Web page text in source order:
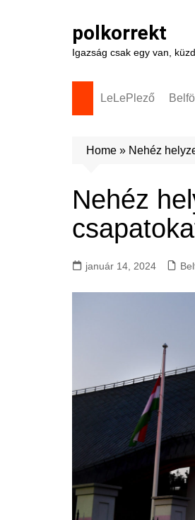
polkorrekt
Igazság csak egy van,
LeLePlező
Home » Nehéz
Nehéz
január 14, 2024